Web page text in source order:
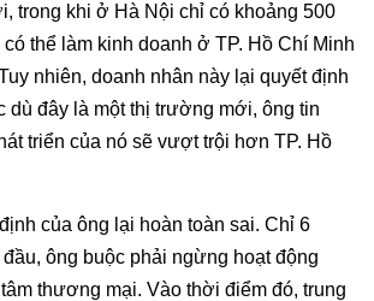
trong khi ở Hà Nội chỉ có khoảng 500
thể làm kinh doanh ở TP. Hồ Chí Minh
nhiên, doanh nhân này lại quyết định
dù đây là một thị trường mới, ông tin
triển của nó sẽ vượt trội hơn TP. Hồ
của ông lại hoàn toàn sai. Chỉ 6
ông buộc phải ngừng hoạt động
thương mại. Vào thời điểm đó, trung